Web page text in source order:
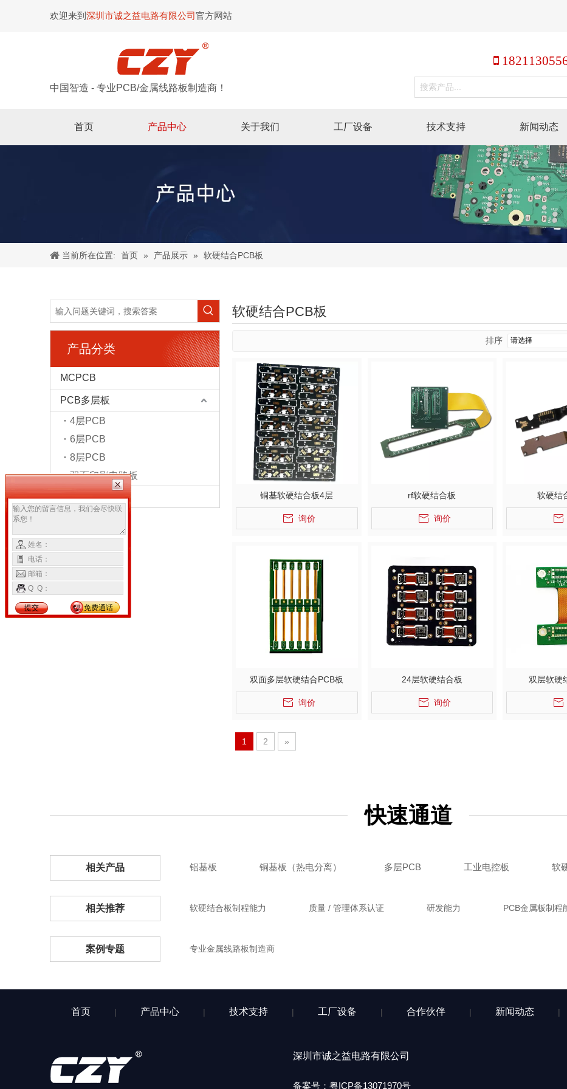
欢迎来到 深圳市诚之益电路有限公司官方网站
中国智造 - 专业PCB/金属线路板制造商！

首页 产品中心 关于我们 工厂设备 技术支持 新闻动态
当前所在位置: 首页 » 产品展示 » 软硬结合PCB板
产品分类
MCPCB
PCB多层板
4层PCB
6层PCB
8层PCB
双面印刷电路板
软硬结合PCB板
软硬结合PCB板
排序
铜基软硬结合板4层
询价
rf软硬结合板
询价
软硬结
双面多层软硬结合PCB板
询价
24层软硬结合板
询价
双层软硬
1 2 »
快速通道
相关产品 铝基板 铜基板（热电分离） 多层PCB 工业电控板 软
相关推荐 软硬结合板制程能力 质量 / 管理体系认证 研发能力 PCB金属板制程
案例专题 专业金属线路板制造商
首页 | 产品中心 | 技术支持 | 工厂设备 | 合作伙伴 | 新闻动态 |
深圳市诚之益电路有限公司
备案号： 粤ICP备13071970号
姓名：
电话：
邮箱：
Q Q：
提交 免费通话